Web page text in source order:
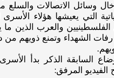
وسائل الاتصالات
التي يعيشها هؤلاء
الفلسطينيين والعرب الذين
رفات الشهداء وتمنع ذويهم
الفيديو المرفق: